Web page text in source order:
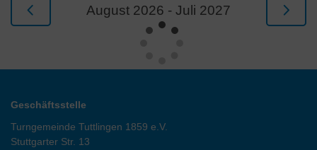
August 2026 - Juli 2027
Geschäftsstelle
Turngemeinde Tuttlingen 1859 e.V.
Stuttgarter Str. 13